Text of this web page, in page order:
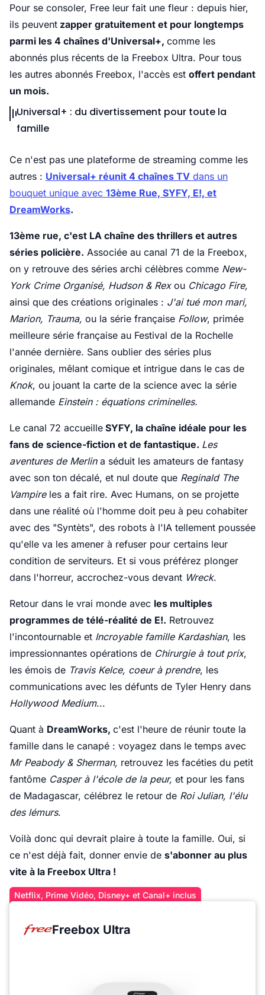
Pour se consoler, Free leur fait une fleur : depuis hier,
ils peuvent zapper gratuitement et pour longtemps
parmi les 4 chaînes d'Universal+, comme les
abonnés plus récents de la Freebox Ultra. Pour tous
les autres abonnés Freebox, l'accès est offert pendant
un mois.
Universal+ : du divertissement pour toute la
famille
Ce n'est pas une plateforme de streaming comme les
autres : Universal+ réunit 4 chaînes TV dans un
bouquet unique avec 13ème Rue, SYFY, E!, et
DreamWorks.
13ème rue, c'est LA chaîne des thrillers et autres
séries policière. Associée au canal 71 de la Freebox,
on y retrouve des séries archi célèbres comme New-
York Crime Organisé, Hudson & Rex ou Chicago Fire,
ainsi que des créations originales : J'ai tué mon mari,
Marion, Trauma, ou la série française Follow, primée
meilleure série française au Festival de la Rochelle
l'année dernière. Sans oublier des séries plus
originales, mêlant comique et intrigue dans le cas de
Knok, ou jouant la carte de la science avec la série
allemande Einstein : équations criminelles.
Le canal 72 accueille SYFY, la chaîne idéale pour les
fans de science-fiction et de fantastique. Les
aventures de Merlin a séduit les amateurs de fantasy
avec son ton décalé, et nul doute que Reginald The
Vampireles a fait rire. Avec Humans, on se projette
dans une réalité où l'homme doit peu à peu cohabiter
avec des "Syntèts", des robots à l'IA tellement poussée
qu'elle va les amener à refuser pour certains leur
condition de serviteurs. Et si vous préférez plonger
dans l'horreur, accrochez-vous devant Wreck.
Retour dans le vrai monde avec les multiples
programmes de télé-réalité de E!. Retrouvez
l'incontournable et Incroyable famille Kardashian, les
impressionnantes opérations de Chirurgie à tout prix,
les émois de Travis Kelce, coeur à prendre, les
communications avec les défunts de Tyler Henry dans
Hollywood Medium...
Quant à DreamWorks, c'est l'heure de réunir toute la
famille dans le canapé : voyagez dans le temps avec
Mr Peabody & Sherman, retrouvez les facéties du petit
fantôme Casper à l'école de la peur, et pour les fans
de Madagascar, célébrez le retour de Roi Julian, l'élu
des lémurs.
Voilà donc qui devrait plaire à toute la famille. Oui, si
ce n'est déjà fait, donner envie de s'abonner au plus
vite à la Freebox Ultra !
Netflix, Prime Vidéo, Disney+ et Canal+ inclus
Freebox Ultra